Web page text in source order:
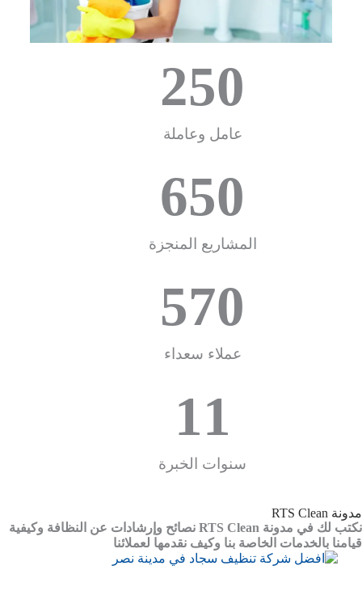
عامل وعاملة
250
المشاريع المنجزة
650
عملاء سعداء
570
سنوات الخبرة
11
مدونة RTS Clean
نكتب لك في مدونة RTS Clean نصائح وإرشادات عن النظافة وكيفية
قيامنا بالخدمات الخاصة بنا وكيف نقدمها لعملائنا